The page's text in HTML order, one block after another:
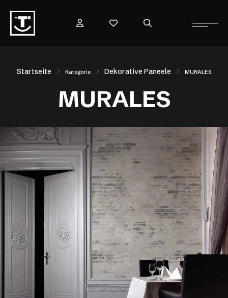
Startseite Kategorie Dekorative Paneele MURALES
MURALES